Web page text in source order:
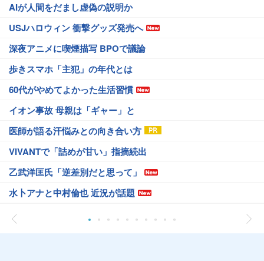
AIが人間をだまし虚偽の説明か
USJハロウィン 衝撃グッズ発売へ
深夜アニメに喫煙描写 BPOで議論
歩きスマホ「主犯」の年代とは
60代がやめてよかった生活習慣
イオン事故 母親は「ギャー」と
医師が語る汗悩みとの向き合い方
VIVANTで「詰めが甘い」指摘続出
乙武洋匡氏「逆差別だと思って」
水卜アナと中村倫也 近況が話題